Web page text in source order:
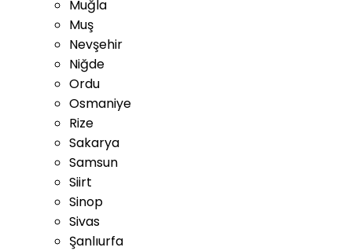
Muğla
Muş
Nevşehir
Niğde
Ordu
Osmaniye
Rize
Sakarya
Samsun
Siirt
Sinop
Sivas
Şanlıurfa